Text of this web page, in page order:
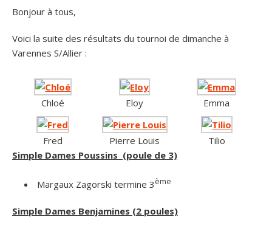
Bonjour à tous,
Voici la suite des résultats du tournoi de dimanche à
Varennes S/Allier :
Chloé Eloy Emma
Fred Pierre Louis
Tilio
Simple Dames Poussins (poule de 3)
Margaux Zagorski termine 3ème
Simple Dames Benjamines (2 poules)